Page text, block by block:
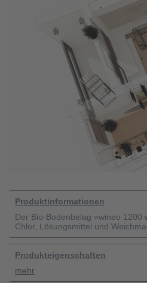
Produktinformationen
Der Bio-Bodenbelag »wineo 1200
Chlor, Lösungsmittel und
Produkteigenschaften
mehr